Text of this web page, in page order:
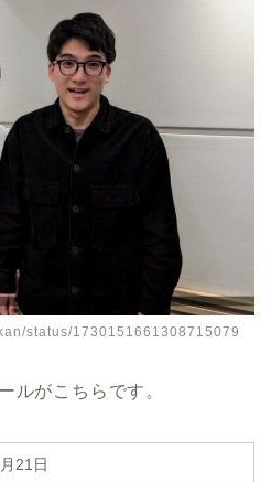
status/1730151661308715079
ルがこちらです。
21日